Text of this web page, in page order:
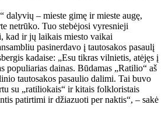
dalyvių – mieste gimę ir mieste augę,
netrūko. Tuo stebėjosi vyresnieji
kad ir jų laikais miesto vaikai
pasinerdavo į tautosakos pasaulį
kadaise: „Esu tikras vilnietis, atėjęs į
populiarias dainas. Būdamas „Ratilio“ aš
tautosakos pasaulio dalimi. Tai buvo
su „ratiliokais“ ir kitais folkloristais
patirtimi ir džiazuoti per naktis“, – sakė